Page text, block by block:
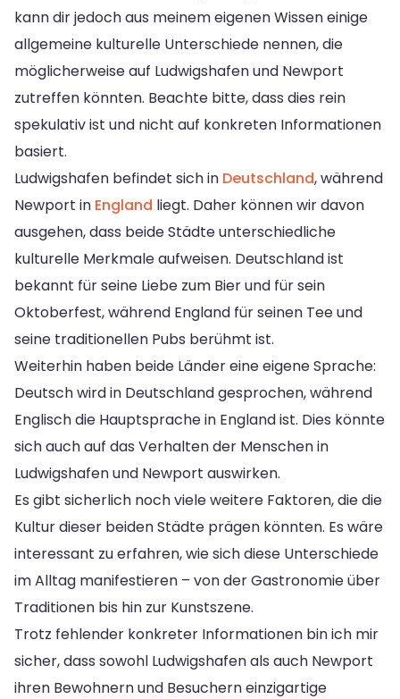
kann dir jedoch aus meinem eigenen Wissen einige
allgemeine kulturelle Unterschiede nennen, die
möglicherweise auf Ludwigshafen und Newport
zutreffen könnten. Beachte bitte, dass dies rein
spekulativ ist und nicht auf konkreten Informationen
basiert.
Ludwigshafen befindet sich in Deutschland, während
Newport in England liegt. Daher können wir davon
ausgehen, dass beide Städte unterschiedliche
kulturelle Merkmale aufweisen. Deutschland ist
bekannt für seine Liebe zum Bier und für sein
Oktoberfest, während England für seinen Tee und
seine traditionellen Pubs berühmt ist.
Weiterhin haben beide Länder eine eigene Sprache:
Deutsch wird in Deutschland gesprochen, während
Englisch die Hauptsprache in England ist. Dies könnte
sich auch auf das Verhalten der Menschen in
Ludwigshafen und Newport auswirken.
Es gibt sicherlich noch viele weitere Faktoren, die die
Kultur dieser beiden Städte prägen könnten. Es wäre
interessant zu erfahren, wie sich diese Unterschiede
im Alltag manifestieren – von der Gastronomie über
Traditionen bis hin zur Kunstszene.
Trotz fehlender konkreter Informationen bin ich mir
sicher, dass sowohl Ludwigshafen als auch Newport
ihren Bewohnern und Besuchern einzigartige